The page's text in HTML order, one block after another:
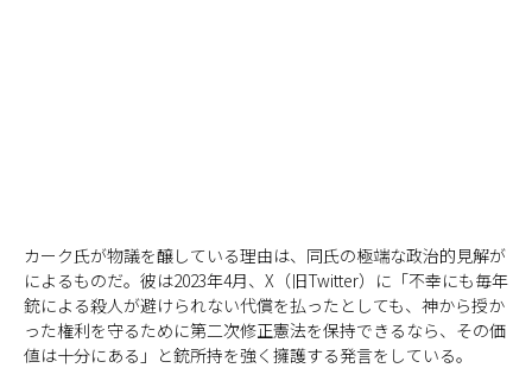
カーク氏が物議を醸している理由は、同氏の極端な政治的見解が
によるものだ。彼は2023年4月、X（旧Twitter）に「不幸にも毎年
銃による殺人が避けられない代償を払ったとしても、神から授か
った権利を守るために第二次修正憲法を保持できるなら、その価
値は十分にある」と銃所持を強く擁護する発言をしている。